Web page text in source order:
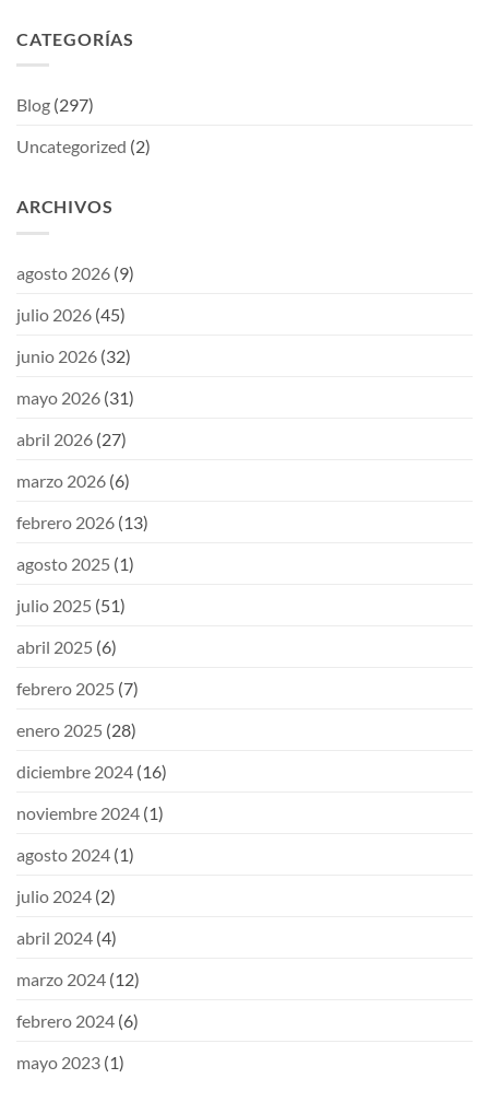
CATEGORÍAS
Blog (297)
Uncategorized (2)
ARCHIVOS
agosto 2026 (9)
julio 2026 (45)
junio 2026 (32)
mayo 2026 (31)
abril 2026 (27)
marzo 2026 (6)
febrero 2026 (13)
agosto 2025 (1)
julio 2025 (51)
abril 2025 (6)
febrero 2025 (7)
enero 2025 (28)
diciembre 2024 (16)
noviembre 2024 (1)
agosto 2024 (1)
julio 2024 (2)
abril 2024 (4)
marzo 2024 (12)
febrero 2024 (6)
mayo 2023 (1)